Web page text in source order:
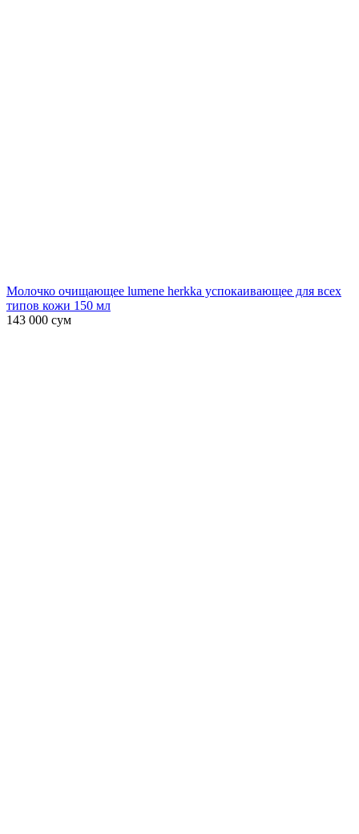
Молочко очищающее lumene herkka успокаивающее для всех
типов кожи 150 мл
143 000 сум